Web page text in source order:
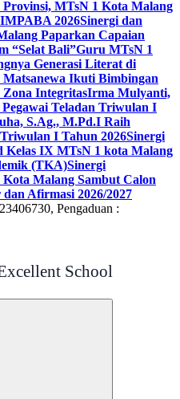
MTsN 1 Kota Malang
2026Sinergi dan
Paparkan Capaian
“Selat Bali”Guru MTsN 1
Generasi Literat di
Ikuti Bimbingan
Zona IntegritasIrma Mulyanti,
Teladan Triwulan I
S.Ag., M.Pd.I Raih
I Tahun 2026Sinergi
IX MTsN 1 kota Malang
(TKA)Sinergi
Malang Sambut Calon
Afirmasi 2026/2027
Pengaduan :
School